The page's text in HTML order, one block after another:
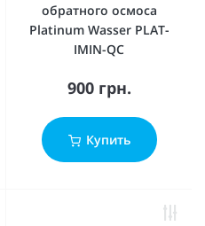
обратного осмоса
Platinum Wasser PLAT-
IMIN-QC
900 грн.
Купить